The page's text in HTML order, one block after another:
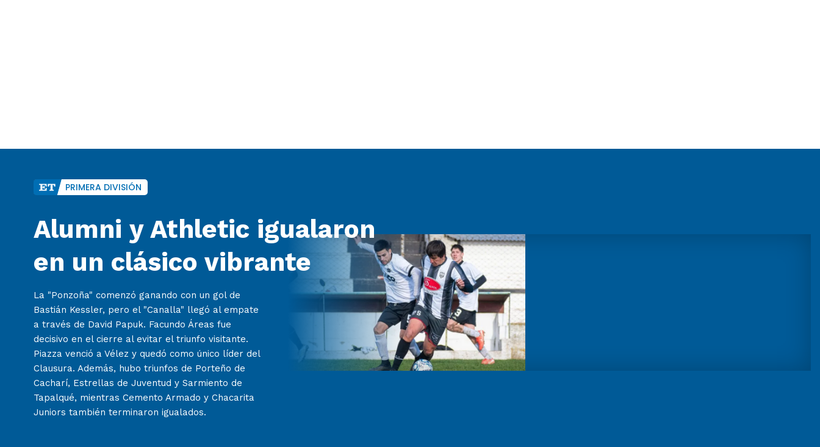
en un clásico vibrante
La "Ponzoña" comenzó ganando con un gol de
Bastián Kessler, pero el "Canalla" llegó al empate
a través de David Papuk. Facundo Áreas fue
decisivo en el cierre al evitar el triunfo visitante.
Piazza venció a Vélez y quedó como único líder del
Clausura. Además, hubo triunfos de Porteño de
Cacharí, Estrellas de Juventud y Sarmiento de
Tapalqué, mientras Cemento Armado y Chacarita
Juniors también terminaron igualados.